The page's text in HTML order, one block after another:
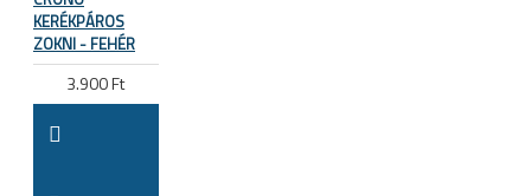
KERÉKPÁROS
ZOKNI - FEHÉR
3.900 Ft